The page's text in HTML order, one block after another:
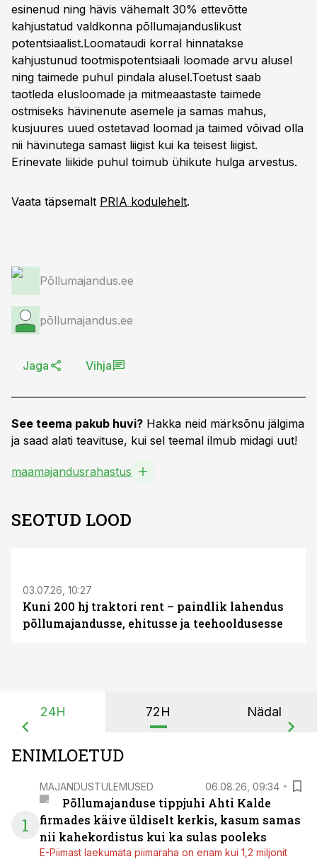
esinenud ning hävis vähemalt 30% ettevõtte
kahjustatud valdkonna põllumajanduslikust
potentsiaalist.Loomataudi korral hinnatakse
kahjustunud tootmispotentsiaali loomade arvu alusel
ning taimede puhul pindala alusel.Toetust saab
taotleda elusloomade ja mitmeaastaste taimede
ostmiseks hävinenute asemele ja samas mahus,
kusjuures uued ostetavad loomad ja taimed võivad olla
nii hävinutega samast liigist kui ka teisest liigist.
Erinevate liikide puhul toimub ühikute hulga arvestus.
Vaata täpsemalt PRIA kodulehelt.
Põllumajandus.ee
põllumajandus.ee
Jaga Vihja
See teema pakub huvi? Hakka neid märksõnu jälgima
ja saad alati teavituse, kui sel teemal ilmub midagi uut!
maamajandusrahastus
SEOTUD LOOD
03.07.26, 10:27
Kuni 200 hj traktori rent – paindlik lahendus
põllumajandusse, ehitusse ja teehooldusesse
24H 72H Nädal
ENIMLOETUD
1
MAJANDUSTULEMUSED 06.08.26, 09:34
Põllumajanduse tippjuhi Ahti Kalde
firmades käive üldiselt kerkis, kasum samas
nii kahekordistus kui ka sulas pooleks
E-Piimast laekumata piimaraha on enam kui 1,2 miljonit